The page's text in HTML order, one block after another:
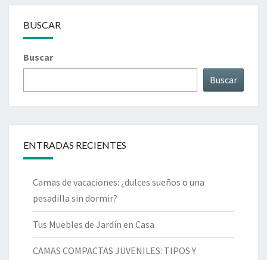
BUSCAR
Buscar
Buscar
ENTRADAS RECIENTES
Camas de vacaciones: ¿dulces sueños o una
pesadilla sin dormir?
Tus Muebles de Jardín en Casa
CAMAS COMPACTAS JUVENILES: TIPOS Y